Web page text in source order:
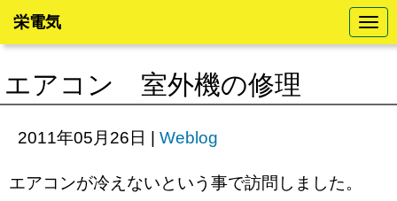
N
a
v
t
栄電気
エアコン 室外機の修理
2011年05月26日 | Weblog
エアコンが冷えないという事で訪問しました。